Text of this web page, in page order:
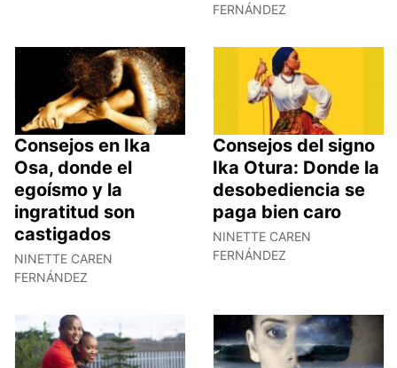
FERNÁNDEZ
Consejos en Ika
Osa, donde el
egoísmo y la
ingratitud son
castigados
NINETTE CAREN
FERNÁNDEZ
Consejos del signo
Ika Otura: Donde la
desobediencia se
paga bien caro
NINETTE CAREN
FERNÁNDEZ